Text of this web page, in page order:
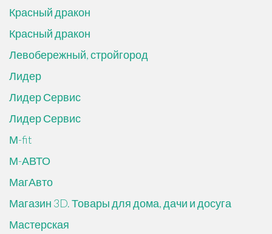
Красный дракон
Красный дракон
Левобережный, стройгород
Лидер
Лидер Сервис
Лидер Сервис
М-fit
М-АВТО
МагАвто
Магазин 3D. Товары для дома, дачи и досуга
Мастерская